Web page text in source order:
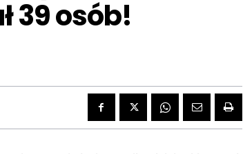
39 osób!